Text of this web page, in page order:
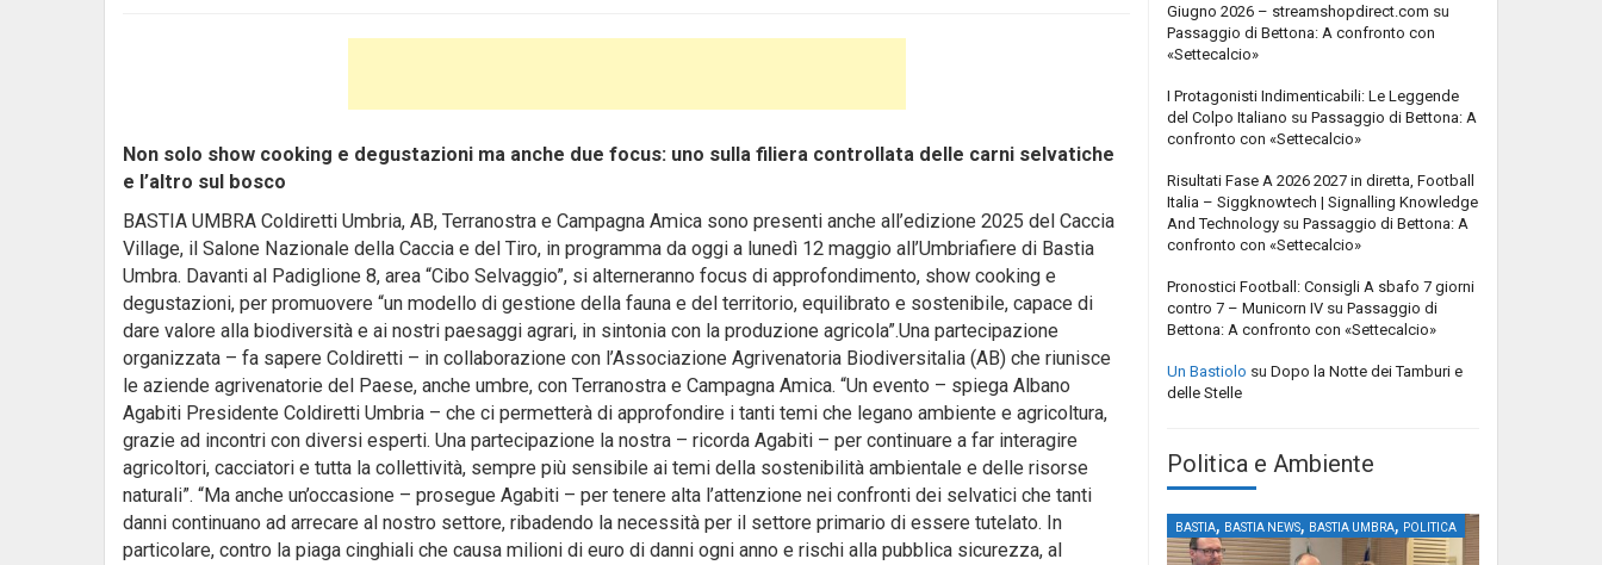
Non solo show cooking e degustazioni ma anche due focus: uno sulla filiera controllata delle carni selvatiche
e l’altro sul bosco
BASTIA UMBRA Coldiretti Umbria, AB, Terranostra e Campagna Amica sono presenti anche all’edizione 2025 del Caccia
Village, il Salone Nazionale della Caccia e del Tiro, in programma da oggi a lunedì 12 maggio all’Umbriafiere di Bastia
Umbra. Davanti al Padiglione 8, area “Cibo Selvaggio”, si alterneranno focus di approfondimento, show cooking e
degustazioni, per promuovere “un modello di gestione della fauna e del territorio, equilibrato e sostenibile, capace di
dare valore alla biodiversità e ai nostri paesaggi agrari, in sintonia con la produzione agricola”.Una partecipazione
organizzata – fa sapere Coldiretti – in collaborazione con l’Associazione Agrivenatoria Biodiversitalia (AB) che riunisce
le aziende agrivenatorie del Paese, anche umbre, con Terranostra e Campagna Amica. “Un evento – spiega Albano
Agabiti Presidente Coldiretti Umbria – che ci permetterà di approfondire i tanti temi che legano ambiente e agricoltura,
grazie ad incontri con diversi esperti. Una partecipazione la nostra – ricorda Agabiti – per continuare a far interagire
agricoltori, cacciatori e tutta la collettività, sempre più sensibile ai temi della sostenibilità ambientale e delle risorse
naturali”. “Ma anche un’occasione – prosegue Agabiti – per tenere alta l’attenzione nei confronti dei selvatici che tanti
danni continuano ad arrecare al nostro settore, ribadendo la necessità per il settore primario di essere tutelato. In
particolare, contro la piaga cinghiali che causa milioni di euro di danni ogni anno e rischi alla pubblica sicurezza, al
Giugno 2026 – streamshopdirect.com su
Passaggio di Bettona: A confronto con
«Settecalcio»
I Protagonisti Indimenticabili: Le Leggende
del Colpo Italiano su Passaggio di Bettona: A
confronto con «Settecalcio»
Risultati Fase A 2026 2027 in diretta, Football
Italia – Siggknowtech | Signalling Knowledge
And Technology su Passaggio di Bettona: A
confronto con «Settecalcio»
Pronostici Football: Consigli A sbafo 7 giorni
contro 7 – Municorn IV su Passaggio di
Bettona: A confronto con «Settecalcio»
Un Bastiolo su Dopo la Notte dei Tamburi e
delle Stelle
Politica e Ambiente
BASTIA, BASTIA NEWS, BASTIA UMBRA, POLITICA